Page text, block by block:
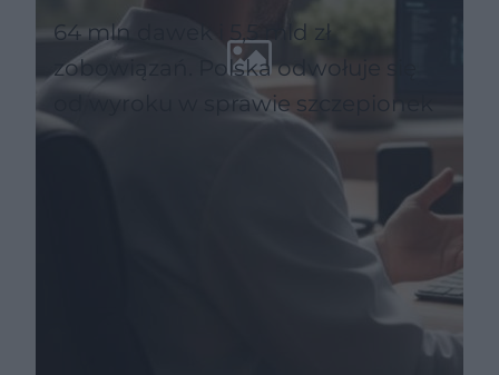
64 mln dawek i 5,5 mld zł
zobowiązań. Polska odwołuje się
od wyroku w sprawie szczepionek